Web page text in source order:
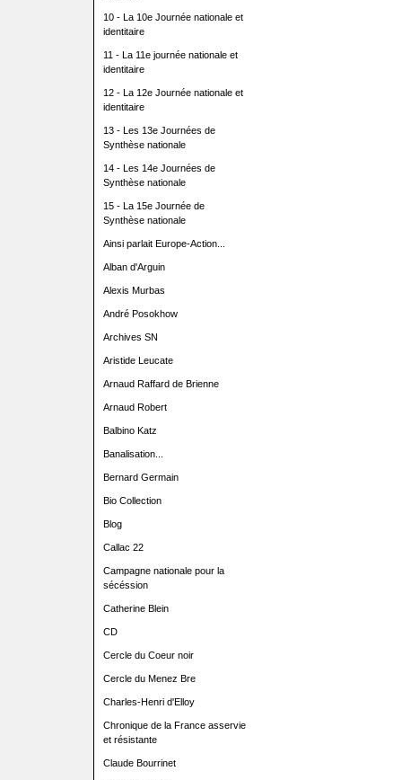
10 - La 10e Journée nationale et
identitaire
11 - La 11e journée nationale et
identitaire
12 - La 12e Journée nationale et
identitaire
13 - Les 13e Journées de
Synthèse nationale
14 - Les 14e Journées de
Synthèse nationale
15 - La 15e Journée de
Synthèse nationale
Ainsi parlait Europe-Action...
Alban d'Arguin
Alexis Murbas
André Posokhow
Archives SN
Aristide Leucate
Arnaud Raffard de Brienne
Arnaud Robert
Balbino Katz
Banalisation...
Bernard Germain
Bio Collection
Blog
Callac 22
Campagne nationale pour la
sécéssion
Catherine Blein
CD
Cercle du Coeur noir
Cercle du Menez Bre
Charles-Henri d'Elloy
Chronique de la France asservie
et résistante
Claude Bourrinet